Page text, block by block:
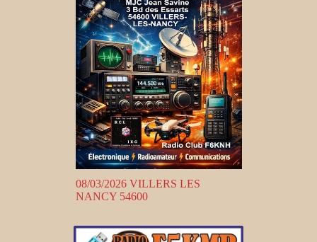
08/03/2026 VILLERS LES
NANCY 54600